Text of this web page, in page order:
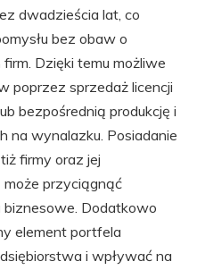
dwadzieścia lat, co
bez obaw o
Dzięki temu możliwe
poprzez sprzedaż licencji
bezpośrednią produkcję i
na wynalazku. Posiadanie
firmy oraz jej
może przyciągnąć
Dodatkowo
element portfela
i wpływać na